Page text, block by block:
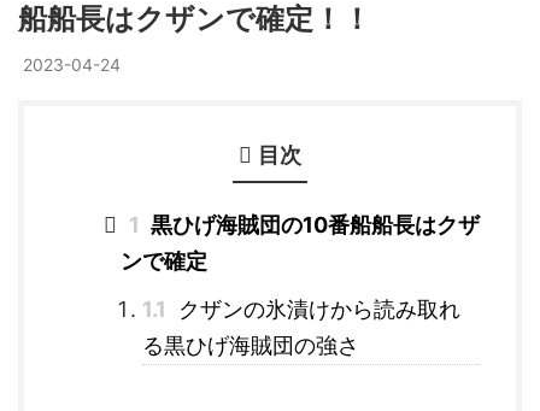
船船長はクザンで確定！！
2023-04-24
目次
1 黒ひげ海賊団の10番船船長はクザ
ンで確定
1.1
クザンの氷漬けから読み取れ
る黒ひげ海賊団の強さ